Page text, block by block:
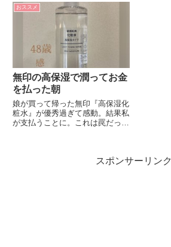
て急に冷え込み始めましたよね。
朝の布団が恋しくなってきまし
た。衣替えも時代と共に夏から秋
に変わっていく中で着る物が変わ
るの...
おススメ
無印の高保湿で潤ってお金
を払った朝
娘が買って帰った無印『高保湿化
粧水』が優秀過ぎて感動。結果私
が支払うことに。これは罠だった
スポンサーリンク